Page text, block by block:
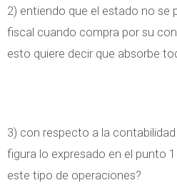
2) entiendo que el estado no
fiscal cuando compra por su
esto quiere decir que absorbe
3) con respecto a la
figura lo expresado en el punto
este tipo de operaciones?